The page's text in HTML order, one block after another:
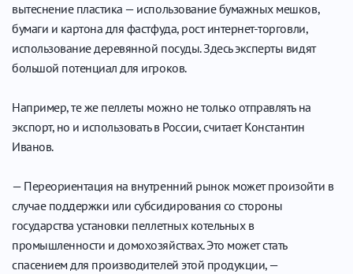
вытеснение пластика — использование бумажных мешков,
бумаги и картона для фастфуда, рост интернет-торговли,
использование деревянной посуды. Здесь эксперты видят
большой потенциал для игроков.
Например, те же пеллеты можно не только отправлять на
экспорт, но и использовать в России, считает Константин
Иванов.
— Переориентация на внутренний рынок может произойти в
случае поддержки или субсидирования со стороны
государства установки пеллетных котельных в
промышленности и домохозяйствах. Это может стать
спасением для производителей этой продукции, —